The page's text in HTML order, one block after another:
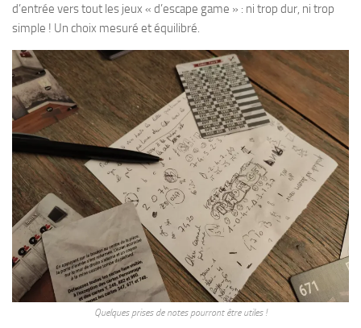
d’entrée vers tout les jeux « d’escape game » : ni trop dur, ni trop
simple ! Un choix mesuré et équilibré.
Quelques prises de notes pourront être utiles !